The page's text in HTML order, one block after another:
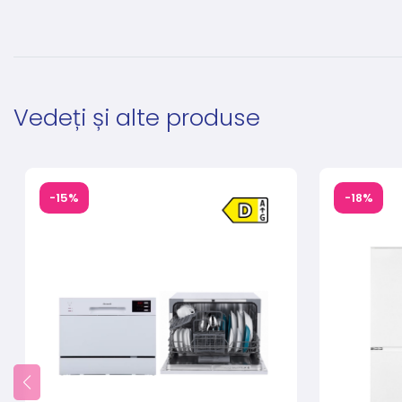
Vedeți și alte produse
-15% -18%